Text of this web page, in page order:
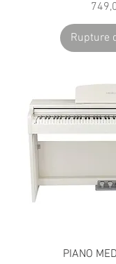
Prix
Rupture
PIANO